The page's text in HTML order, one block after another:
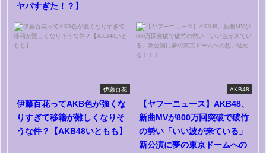
ヤバすぎた！？】
伊藤百花
伊藤百花ってAKB色が強くな
りすぎて移籍が難しくなりそ
うな件？【AKB48いともも】
AKB48
【ヤフーニュース】AKB48、
新曲MVが800万回突破で破竹
の勢い「いい波が来ている」
新公演に夢の東京ドームへの